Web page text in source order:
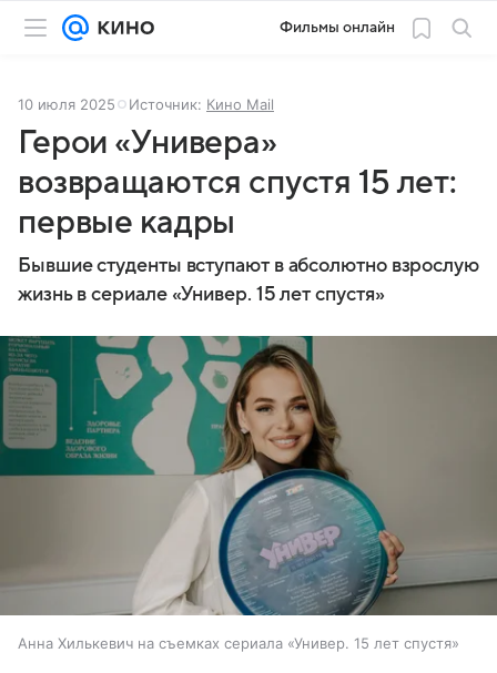
Фильмы онлайн
10 июля 2025 Источник: Кино Mail
Герои «Универа»
возвращаются спустя 15 лет:
первые кадры
Бывшие студенты вступают в абсолютно взрослую
жизнь в сериале «Универ. 15 лет спустя»
Анна Хилькевич на съемках сериала «Универ. 15 лет спустя»